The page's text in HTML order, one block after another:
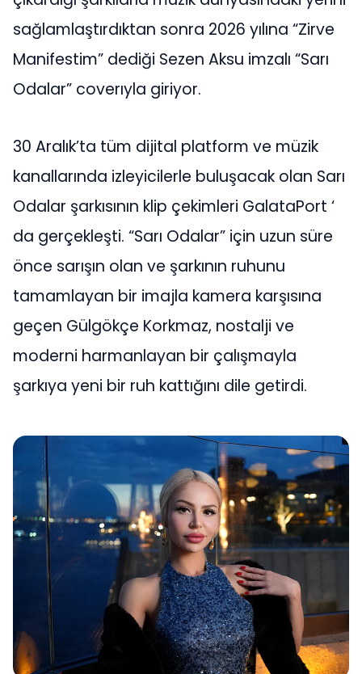
sağlamlaştırdıktan sonra 2026 yılına “Zirve
Manifestim” dediği Sezen Aksu imzalı “Sarı
Odalar” coverıyla giriyor.
30 Aralık’ta tüm dijital platform ve müzik
kanallarında izleyicilerle buluşacak olan Sarı
Odalar şarkısının klip çekimleri GalataPort ‘
da gerçekleşti. “Sarı Odalar” için uzun süre
önce sarışın olan ve şarkının ruhunu
tamamlayan bir imajla kamera karşısına
geçen Gülgökçe Korkmaz, nostalji ve
moderni harmanlayan bir çalışmayla
şarkıya yeni bir ruh kattığını dile getirdi.